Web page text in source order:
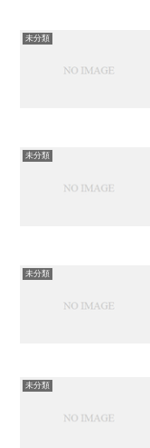
未分類
未分類
未分類
未分類